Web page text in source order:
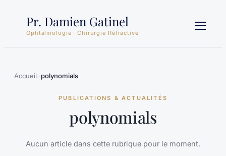
contenu
Pr. Damien Gatinel
Ophtalmologie · Chirurgie Réfractive
Accueil polynomials
PUBLICATIONS & ACTUALITÉS
polynomials
Aucun article dans cette rubrique pour le moment.